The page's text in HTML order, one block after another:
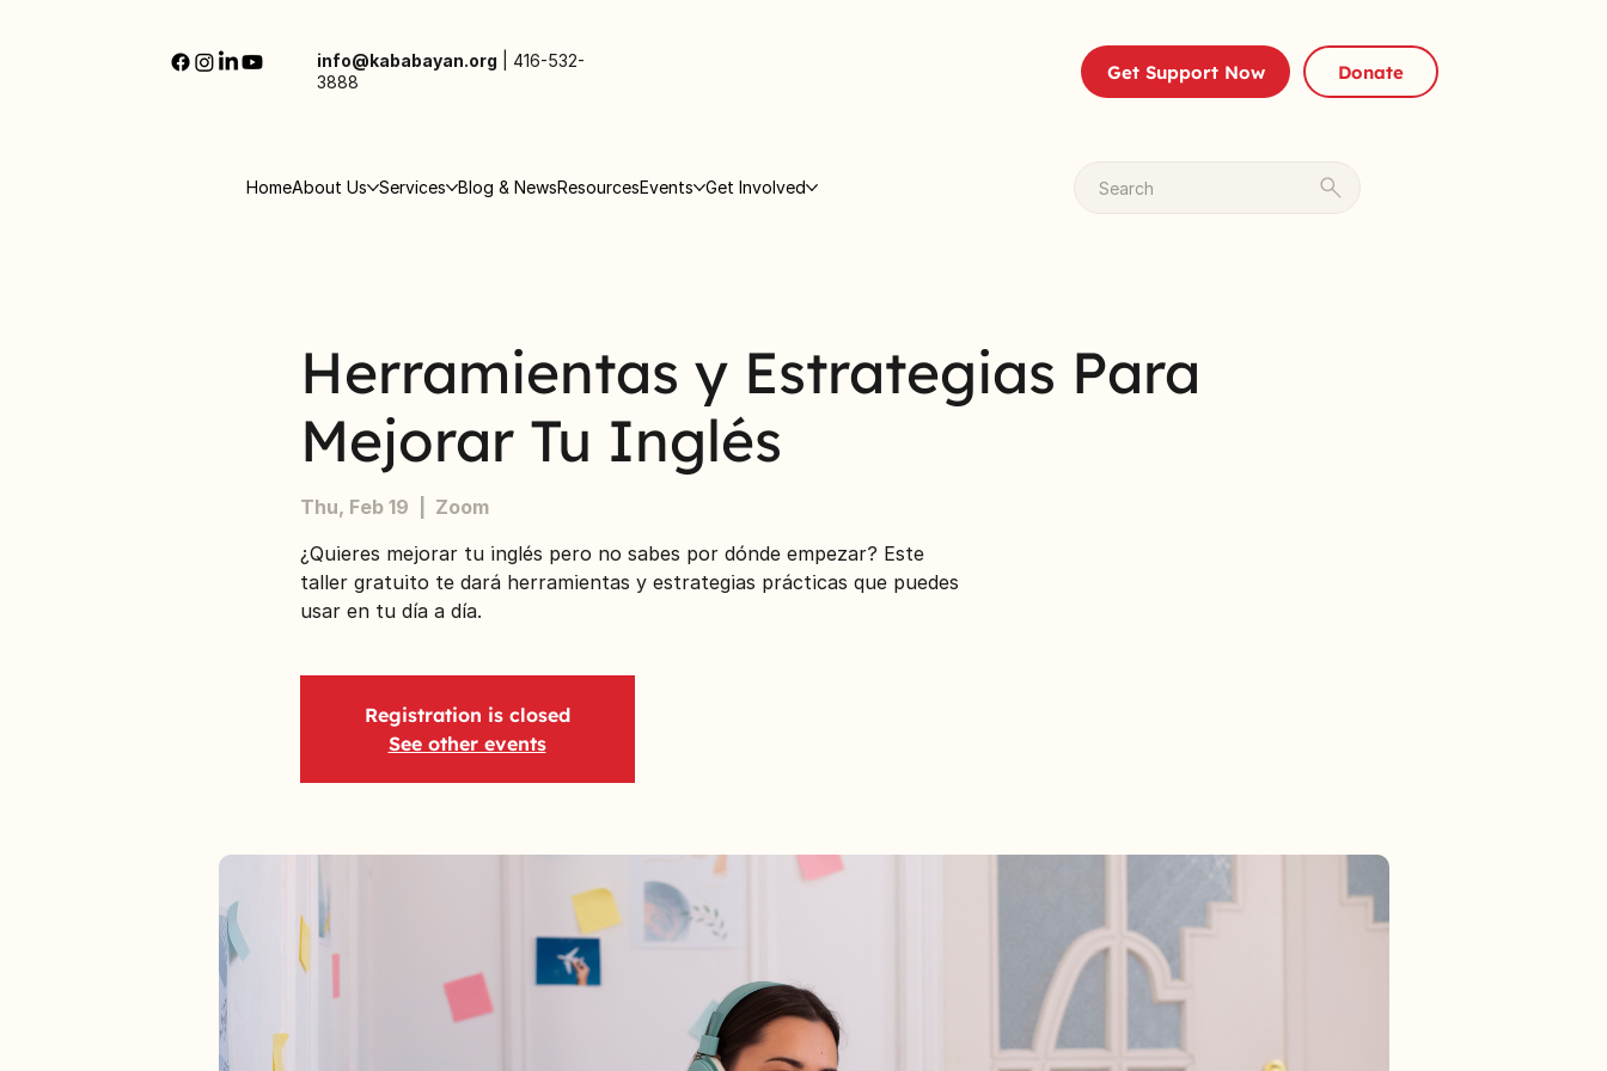
info@kababayan.org
416-532-
3888
Get Support Now Donate
HomeAbout Us Services Blog & NewsResourcesEvents Get Involved Search
Herramientas y Estrategias Para
Mejorar Tu Inglés
Thu, Feb 19
Zoom
¿Quieres mejorar tu inglés pero no sabes por dónde empezar? Este
taller gratuito te dará herramientas y estrategias prácticas que puedes
usar en tu día a día.
Registration is closed
See other events